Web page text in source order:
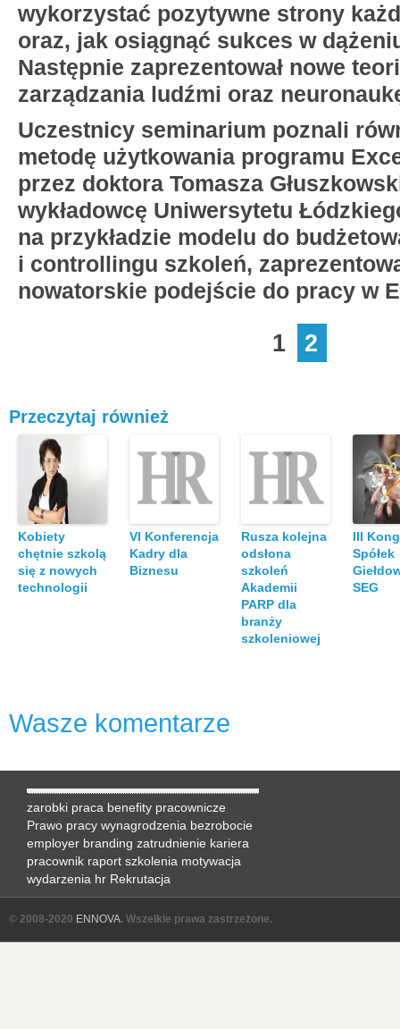
wykorzystać pozytywne strony
oraz, jak osiągnąć sukces w
Następnie zaprezentował nowe
zarządzania ludźmi oraz
Uczestnicy seminarium poznali
metodę użytkowania programu
przez doktora Tomasza
wykładowcę Uniwersytetu
na przykładzie modelu do
i controllingu szkoleń,
nowatorskie podejście do pracy w
1 2
Przeczytaj również
Kobiety
chętnie szkolą
się z nowych
technologii
VI Konferencja
Kadry dla
Biznesu
Rusza kolejna
odsłona
szkoleń
Akademii
PARP dla
branży
szkoleniowej
III
Spółek
SEG
Wasze komentarze
zarobki praca benefity pracownicze
Prawo pracy wynagrodzenia bezrobocie
employer branding zatrudnienie kariera
pracownik raport szkolenia motywacja
wydarzenia hr Rekrutacja
© 2008-2020 ENNOVA. Wszelkie prawa zastrzeżone.